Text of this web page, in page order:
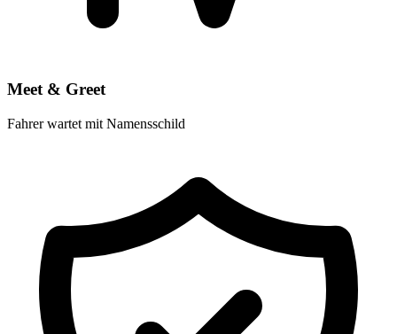
Meet & Greet
Fahrer wartet mit Namensschild